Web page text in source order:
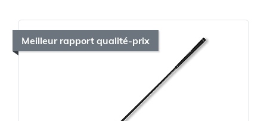
Meilleur rapport qualité-prix